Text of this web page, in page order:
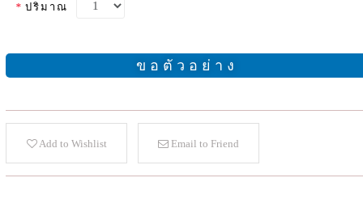
* ปริมาณ
ขอตัวอย่าง
Add to Wishlist Email to Friend